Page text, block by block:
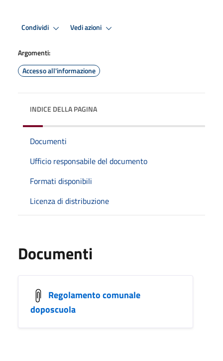
Condividi Vedi azioni
Argomenti:
Accesso all'informazione
INDICE DELLA PAGINA
Documenti
Ufficio responsabile del documento
Formati disponibili
Licenza di distribuzione
Documenti
Regolamento comunale
doposcuola